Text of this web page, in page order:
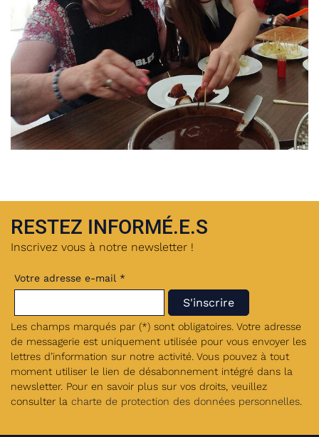
RESTEZ INFORMÉ.E.S
Inscrivez vous à notre newsletter !
Votre adresse e-mail *
Les champs marqués par (*) sont obligatoires. Votre adresse
de messagerie est uniquement utilisée pour vous envoyer les
lettres d’information sur notre activité. Vous pouvez à tout
moment utiliser le lien de désabonnement intégré dans la
newsletter. Pour en savoir plus sur vos droits, veuillez
consulter la charte de protection des données personnelles